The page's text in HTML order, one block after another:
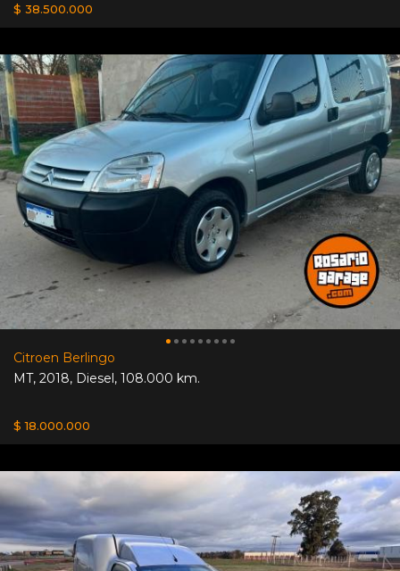
$ 38.500.000
Citroen Berlingo
MT, 2018, Diesel, 108.000 km.
$ 18.000.000